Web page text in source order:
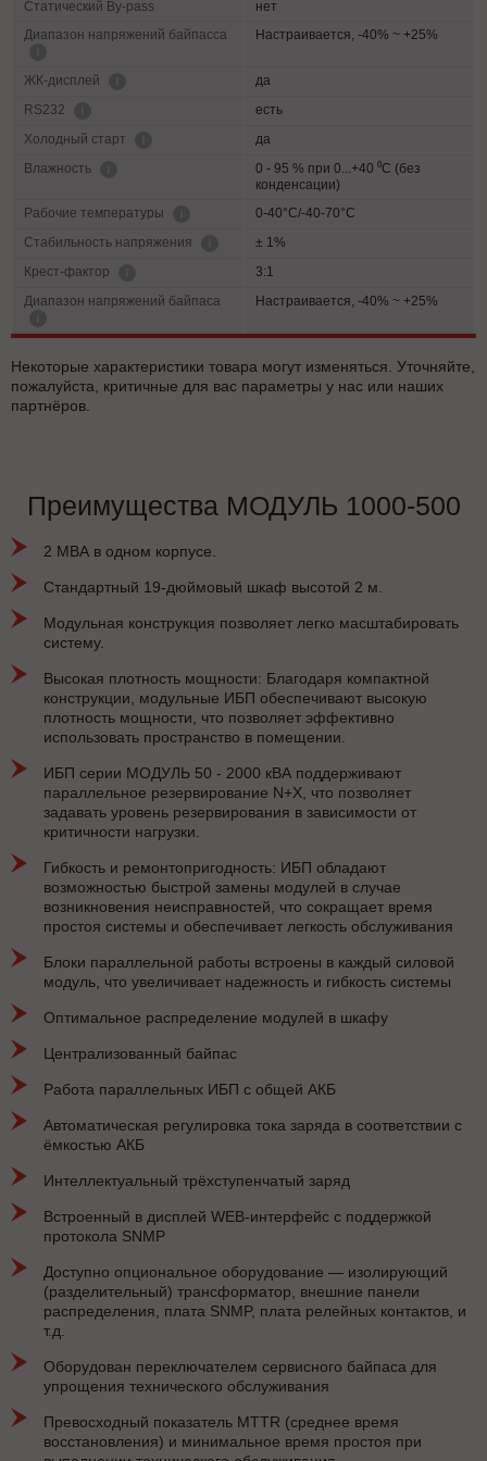
Статический By-pass
нет
Диапазон напряжений байпасса
Настраивается, -40% ~ +25%
ЖК-дисплей
да
RS232
есть
Холодный старт
да
Влажность
0 - 95 % при 0...+40 ⁰С (без
конденсации)
Рабочие температуры
0-40°C/-40-70°C
Cтабильность напряжения
± 1%
Крест-фактор
3:1
Диапазон напряжений байпаса
Настраивается, -40% ~ +25%
Некоторые характеристики товара могут изменяться. Уточняйте,
пожалуйста, критичные для вас параметры у нас или наших
партнёров.
Преимущества МОДУЛЬ 1000-500
2 МВА в одном корпусе.
Стандартный 19-дюймовый шкаф высотой 2 м.
Модульная конструкция позволяет легко масштабировать
систему.
Высокая плотность мощности: Благодаря компактной
конструкции, модульные ИБП обеспечивают высокую
плотность мощности, что позволяет эффективно
использовать пространство в помещении.
ИБП серии МОДУЛЬ 50 - 2000 кВА поддерживают
параллельное резервирование N+X, что позволяет
задавать уровень резервирования в зависимости от
критичности нагрузки.
Гибкость и ремонтопригодность: ИБП обладают
возможностью быстрой замены модулей в случае
возникновения неисправностей, что сокращает время
простоя системы и обеспечивает легкость обслуживания
Блоки параллельной работы встроены в каждый силовой
модуль, что увеличивает надежность и гибкость системы
Оптимальное распределение модулей в шкафу
Централизованный байпас
Работа параллельных ИБП с общей АКБ
Автоматическая регулировка тока заряда в соответствии с
ёмкостью АКБ
Интеллектуальный трёхступенчатый заряд
Встроенный в дисплей WEB-интерфейс с поддержкой
протокола SNMP
Доступно опциональное оборудование — изолирующий
(разделительный) трансформатор, внешние панели
распределения, плата SNMP, плата релейных контактов, и
т.д.
Оборудован переключателем сервисного байпаса для
упрощения технического обслуживания
Превосходный показатель MTTR (среднее время
восстановления) и минимальное время простоя при